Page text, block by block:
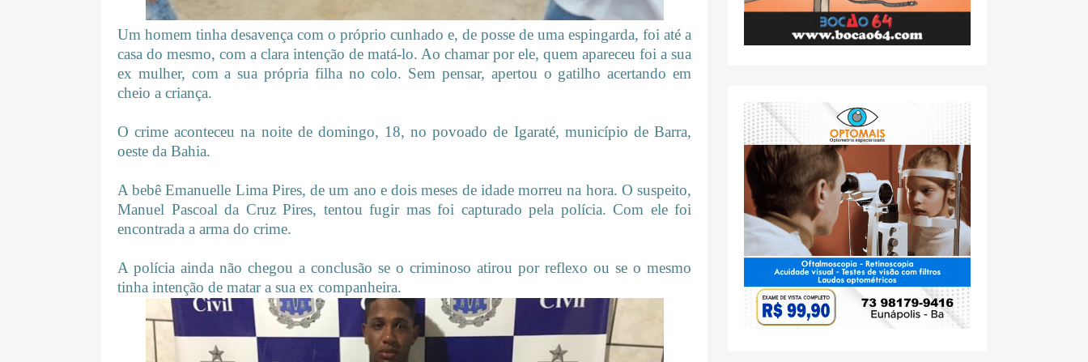
Um homem tinha desavença com o próprio cunhado e, de posse de uma espingarda, foi até a
casa do mesmo, com a clara intenção de matá-lo. Ao chamar por ele, quem apareceu foi a sua
ex mulher, com a sua própria filha no colo. Sem pensar, apertou o gatilho acertando em
cheio a criança.
O crime aconteceu na noite de domingo, 18, no povoado de Igaraté, município de Barra,
oeste da Bahia.
A bebê Emanuelle Lima Pires, de um ano e dois meses de idade morreu na hora. O suspeito,
Manuel Pascoal da Cruz Pires, tentou fugir mas foi capturado pela polícia. Com ele foi
encontrada a arma do crime.
A polícia ainda não chegou a conclusão se o criminoso atirou por reflexo ou se o mesmo
tinha intenção de matar a sua ex companheira.